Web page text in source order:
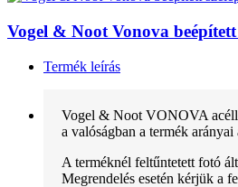
Vogel & Noot Vonova
Termék leírás
Vogel & Noot VONOVA
a valóságban a termék
A terméknél feltűntetett fotó
Megrendelés esetén kérjük a